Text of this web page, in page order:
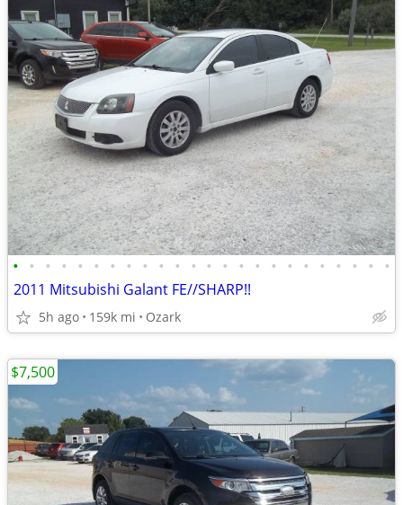
• • • • • • • • • • • • • • • • • • • • • • • •
2011 Mitsubishi Galant FE//SHARP!!
5h ago 159k mi Ozark
$7,500